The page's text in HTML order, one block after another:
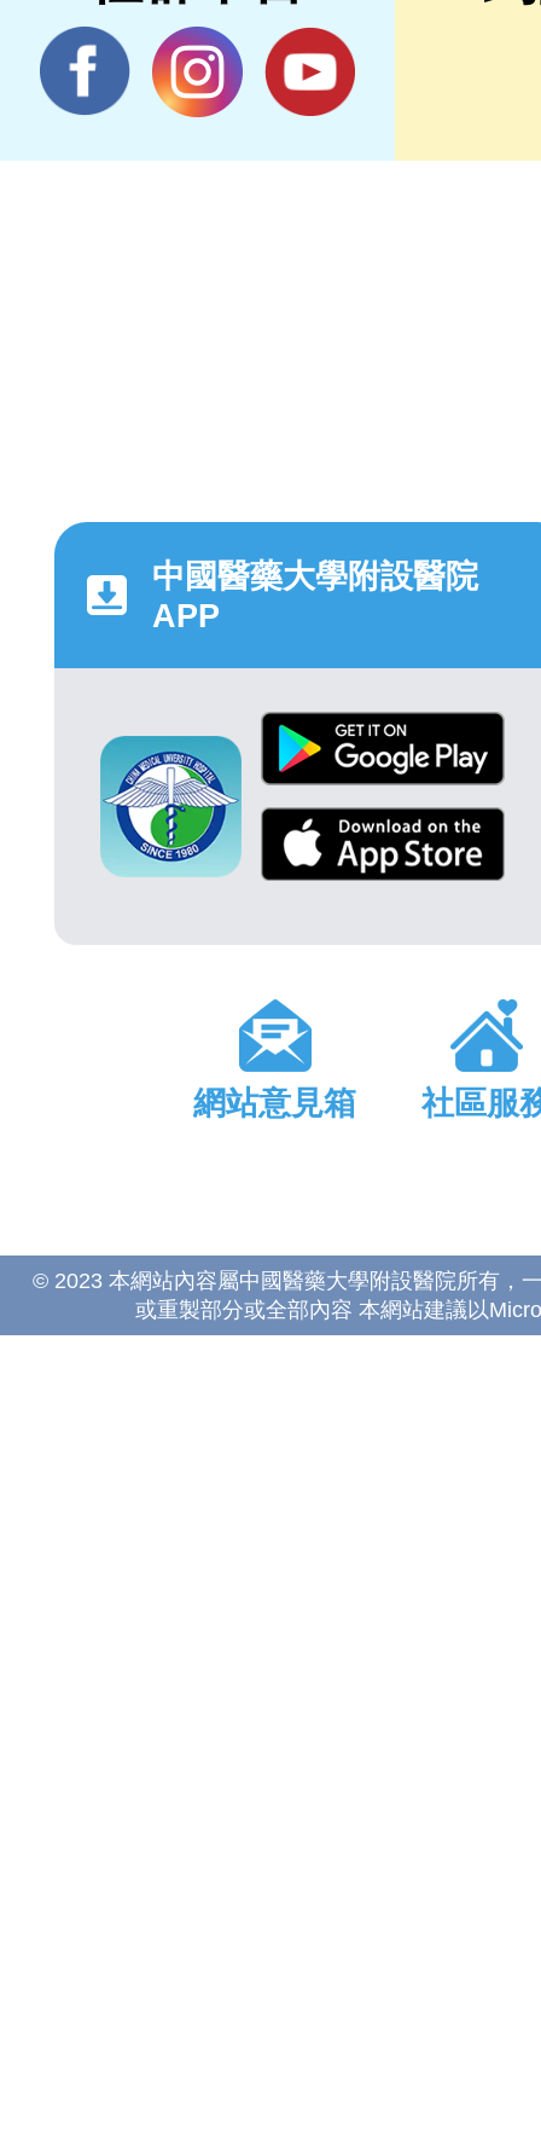
中國醫藥大學附設醫院
APP
網站意見箱 社區服
© 2023 本網站內容屬中國醫藥大學附設醫院所有，
或重製部分或全部內容 本網站建議以